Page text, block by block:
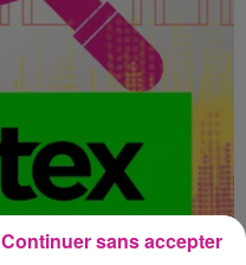
Continuer sans accepter